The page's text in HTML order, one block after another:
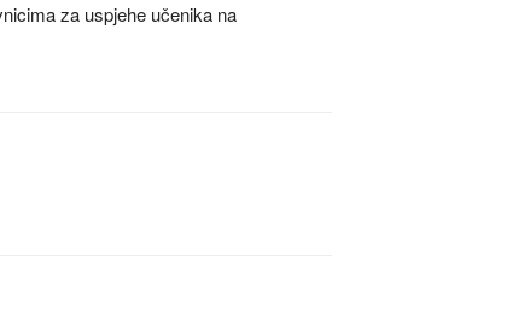
za uspjehe učenika na